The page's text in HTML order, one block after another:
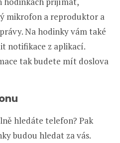
mikrofon a reproduktor a
Na hodinky vám také
notifikace z aplikací.
tak budete mít doslova
hledáte telefon? Pak
budou hledat za vás.